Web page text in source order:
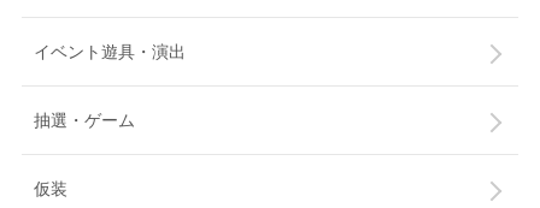
イベント遊具・演出
抽選・ゲーム
仮装